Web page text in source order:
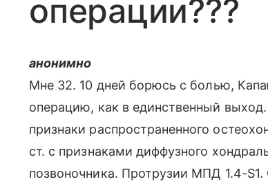
операции???
анонимно
Мне 32. 10 дней борюсь с болью,
операцию, как в единственный
признаки распространенного
ст. с признаками диффузного
позвоночника. Протрузии МПД 1.4-